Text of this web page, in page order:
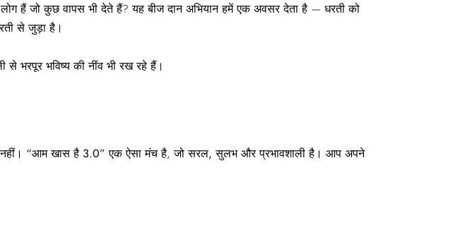
हैं जो कुछवापस भी देते हैं? यहबीज दान अभियानहमें एक अवसर देता है — धरती को
से जुड़ा है।
से भरपूर भविष्यकी नींव भी रख रहे हैं।
“आम खास है 3.0” एक ऐसा मंच है, जोसरल, सुलभ और प्रभावशालीहै। आप अपने